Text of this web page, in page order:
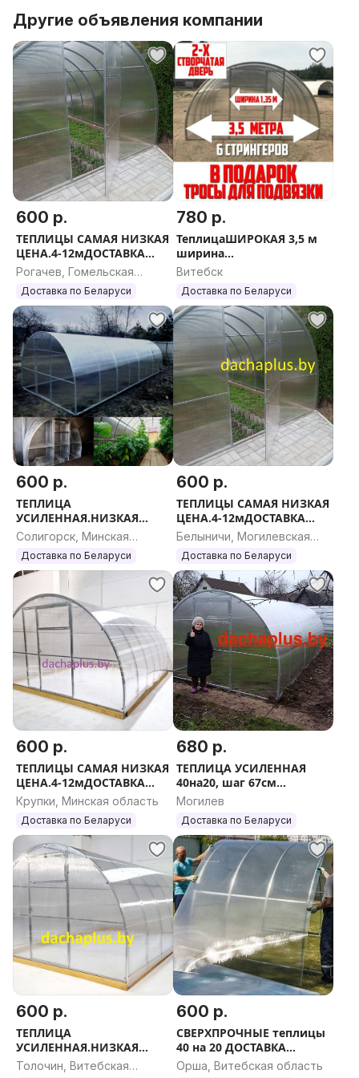
Другие объявления компании
600 р.
ТЕПЛИЦЫ САМАЯ НИЗКАЯ
ЦЕНА.4-12мДОСТАВКА
БЕСПЛАТНО
Рогачев, Гомельская
область
Доставка по Беларуси
780 р.
ТеплицаШИРОКАЯ 3,5 м
ширина
НОВИНКА.ДВУСТВОРЧАТА
Витебск
Доставка по Беларуси
600 р.
ТЕПЛИЦА
УСИЛЕННАЯ.НИЗКАЯ
ЦЕНА.РАССРОЧКА
Солигорск, Минская
область
Доставка по Беларуси
600 р.
ТЕПЛИЦЫ САМАЯ НИЗКАЯ
ЦЕНА.4-12мДОСТАВКА
РАССРОЧКА
Белыничи, Могилевская
область
Доставка по Беларуси
600 р.
ТЕПЛИЦЫ САМАЯ НИЗКАЯ
ЦЕНА.4-12мДОСТАВКА
РАССРОЧКА
Крупки, Минская область
Доставка по Беларуси
680 р.
ТЕПЛИЦА УСИЛЕННАЯ
40на20, шаг 67см
Могилев
Доставка по Беларуси
600 р.
ТЕПЛИЦА
УСИЛЕННАЯ.НИЗКАЯ
ЦЕНА.4-
Толочин, Витебская
600 р.
СВЕРХПРОЧНЫЕ теплицы
40 на 20 ДОСТАВКА
РАССРОЧКА.
Орша, Витебская область